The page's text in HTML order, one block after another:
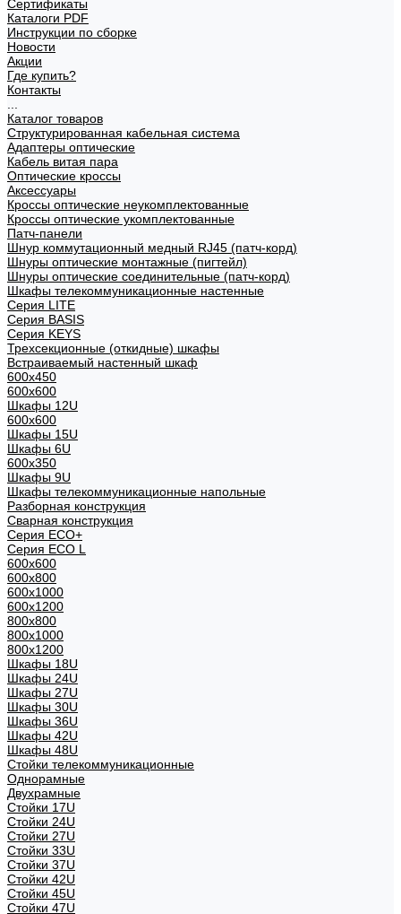
Сертификаты
Каталоги PDF
Инструкции по сборке
Новости
Акции
Где купить?
Контакты
Каталог товаров
Структурированная кабельная система
Адаптеры оптические
Кабель витая пара
Оптические кроссы
Аксессуары
Кроссы оптические неукомплектованные
Кроссы оптические укомплектованные
Патч-панели
Шнур коммутационный медный RJ45 (патч-корд)
Шнуры оптические монтажные (пигтейл)
Шнуры оптические соединительные (патч-корд)
Шкафы телекоммуникационные настенные
Cерия LITE
Cерия BASIS
Cерия KEYS
Трехсекционные (откидные) шкафы
Встраиваемый настенный шкаф
600x450
600x600
Шкафы 12U
600x600
Шкафы 15U
Шкафы 6U
600x350
Шкафы 9U
Шкафы телекоммуникационные напольные
Разборная конструкция
Сварная конструкция
Серия ECO+
Серия ECO L
600x600
600x800
600х1000
600х1200
800x800
800х1000
800х1200
Шкафы 18U
Шкафы 24U
Шкафы 27U
Шкафы 30U
Шкафы 36U
Шкафы 42U
Шкафы 48U
Стойки телекоммуникационные
Однорамные
Двухрамные
Стойки 17U
Стойки 24U
Стойки 27U
Стойки 33U
Стойки 37U
Стойки 42U
Стойки 45U
Стойки 47U